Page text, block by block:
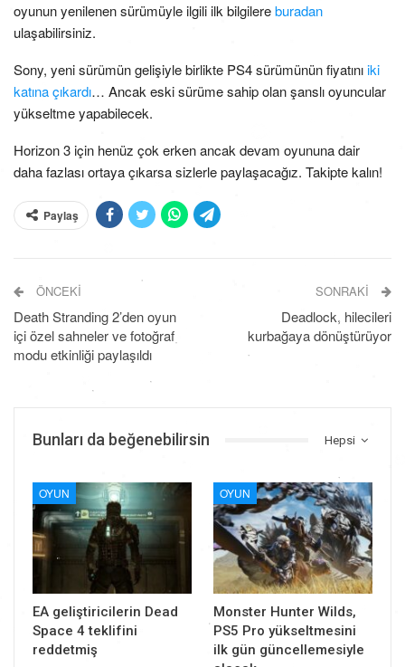
oyunun yenilenen sürümüyle ilgili ilk bilgilereburadan
ulaşabilirsiniz.
Sony, yeni sürümün gelişiyle birlikte PS4 sürümünün fiyatınıiki
katına çıkardı… Ancak eski sürüme sahip olan şanslı oyuncular
yükseltme yapabilecek.
Horizon 3 için henüz çok erken ancak devam oyununa dair
daha fazlası ortaya çıkarsa sizlerle paylaşacağız. Takipte kalın!
Paylaş
ÖNCEKI
Death Stranding 2’den oyun
içi özel sahneler ve fotoğraf
modu etkinliği paylaşıldı
SONRAKI
Deadlock, hilecileri
kurbağaya dönüştürüyor
Hepsi
Bunları da beğenebilirsin
OYUN
EA geliştiricilerin Dead
Space 4 teklifini
reddetmiş
OYUN
Monster Hunter Wilds,
PS5 Pro yükseltmesini
ilk gün güncellemesiyle